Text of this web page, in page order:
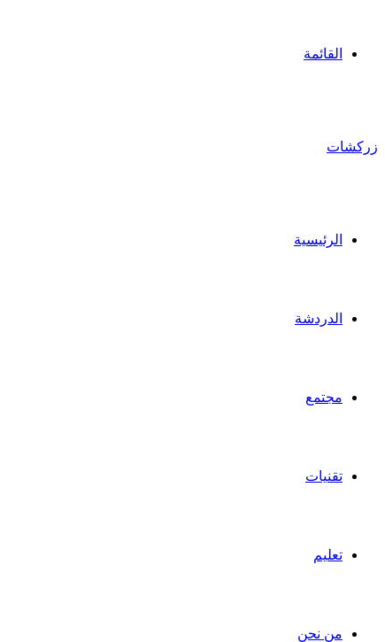
القائمة
زركشات
الرئيسية
الدردشة
مجتمع
تقنيات
تعليم
من نحن